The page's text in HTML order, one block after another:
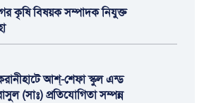
কৃষি বিষয়ক সম্পাদক নিযুক্ত
আশ্-শেফা স্কুল এন্ড
(সাঃ) প্রতিযোগিতা সম্পন্ন